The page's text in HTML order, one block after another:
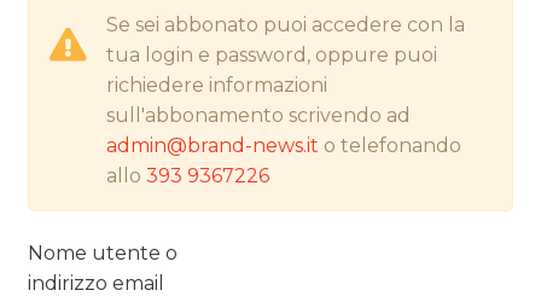
RICERCHE
PREVISIONI/SCENARI
NORMATIVE
CASE HISTORY
Se sei abbonato puoi accedere con la
tua login e password, oppure puoi
richiedere informazioni
sull'abbonamento scrivendo ad
admin@brand-news.it o telefonando
allo393 9367226
Nome utente o
indirizzo email